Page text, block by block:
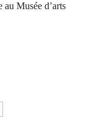
au Musée d’arts